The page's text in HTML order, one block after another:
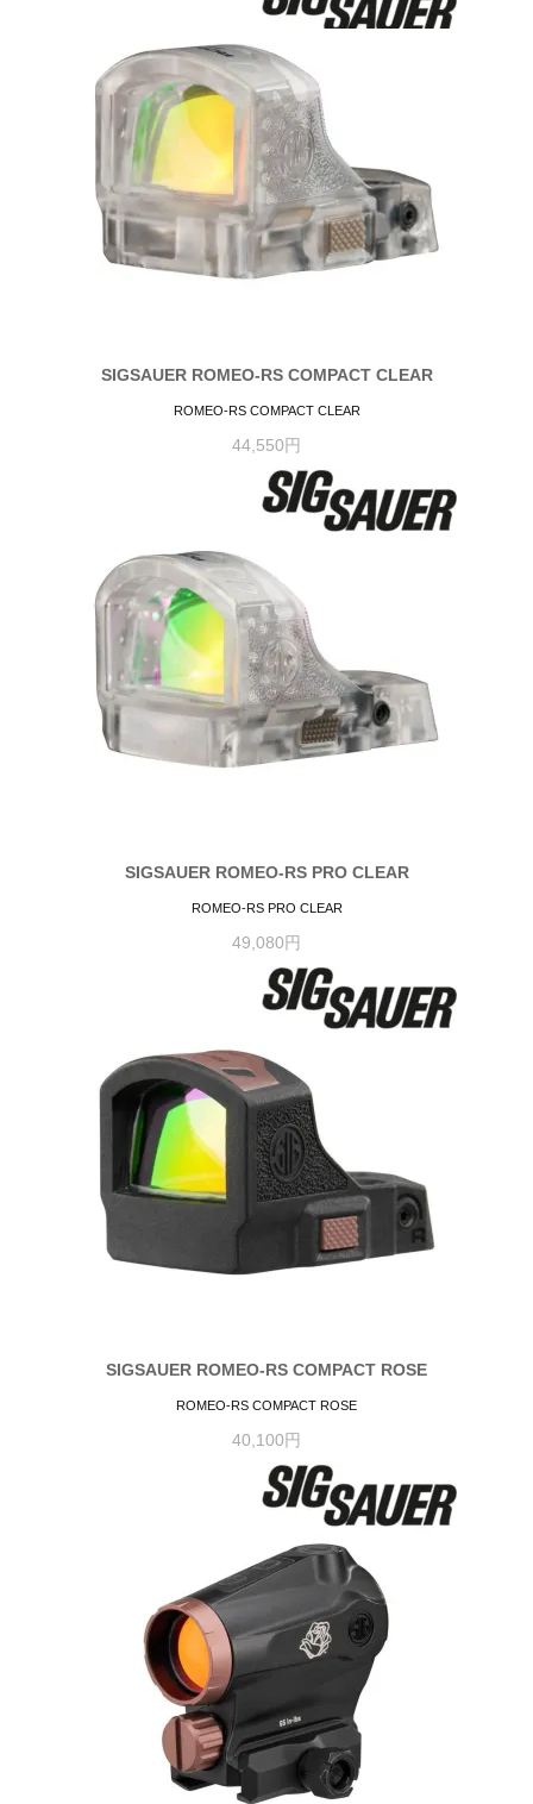
SIGSAUER ROMEO-RS COMPACT CLEAR
ROMEO-RS COMPACT CLEAR
44,550円
SIGSAUER ROMEO-RS PRO CLEAR
ROMEO-RS PRO CLEAR
49,080円
SIGSAUER ROMEO-RS COMPACT ROSE
ROMEO-RS COMPACT ROSE
40,100円